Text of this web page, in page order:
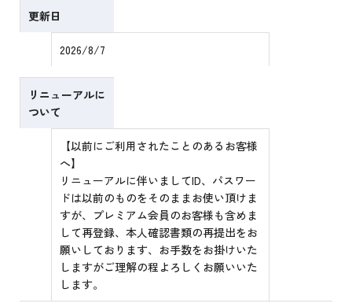
更新日
2026/8/7
リニューアルに
ついて
【以前にご利用されたことのあるお客様
へ】
リニューアルに伴いましてID、パスワー
ドは以前のものをそのままお使い頂けま
すが、プレミアム会員のお客様も含めま
して再登録、本人確認書類の再提出をお
願いしております、お手数をお掛けいた
しますがご理解の程よろしくお願いいた
します。